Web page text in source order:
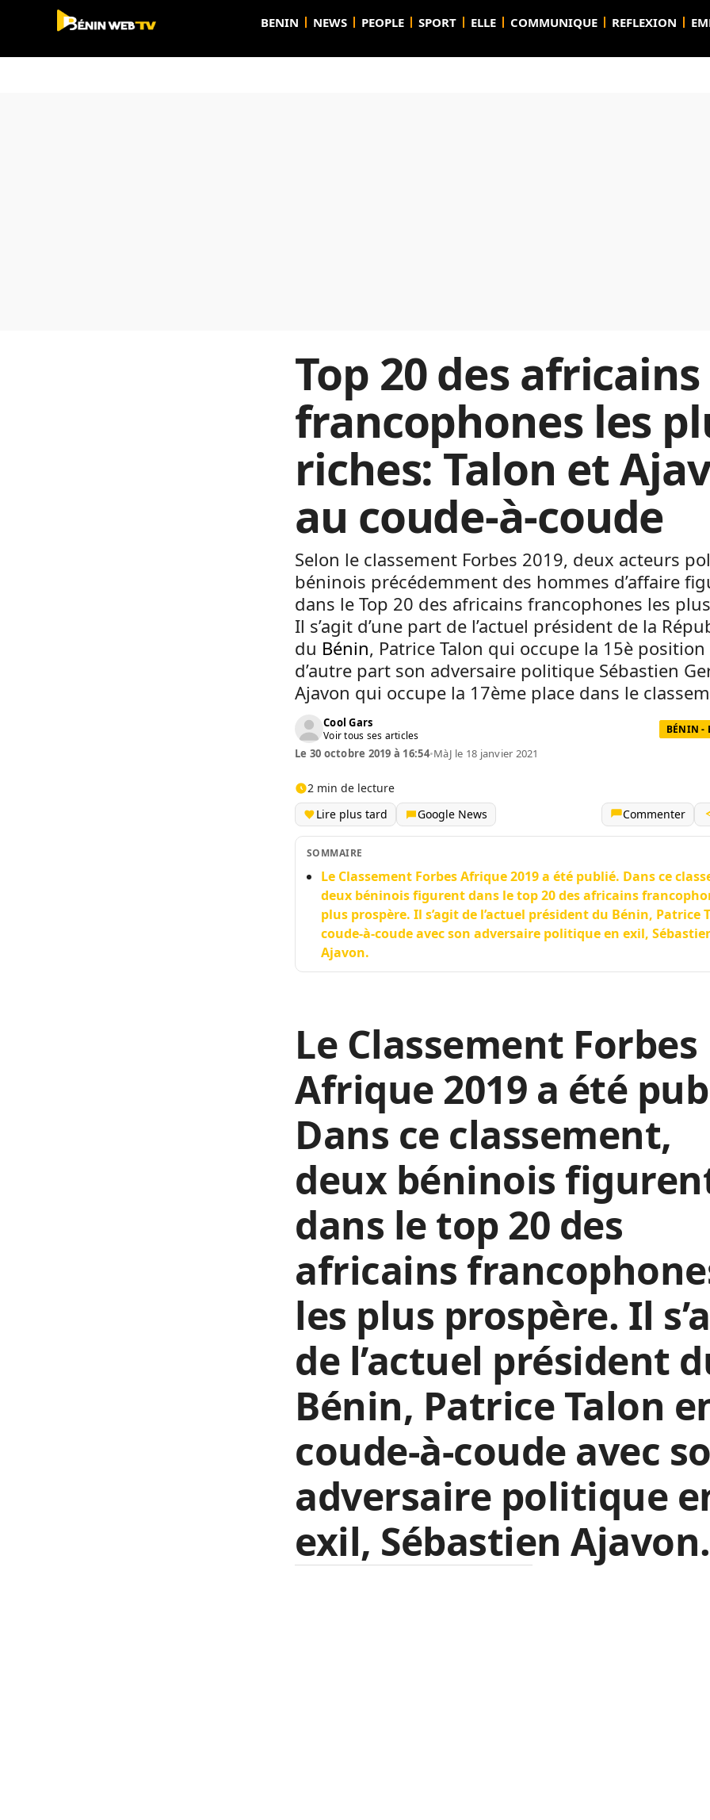
BENIN NEWS PEOPLE SPORT ELLE COMMUNIQUE REFLEXION
Top 20 des africains
francophones les
riches: Talon et
au coude-à-coude
Selon le classement Forbes 2019, deux acteurs
béninois précédemment des hommes d’affaire
dans le Top 20 des africains francophones les
Il s’agit d’une part de l’actuel président de la
du Bénin, Patrice Talon qui occupe la 15è position
d’autre part son adversaire politique Sébastien
Ajavon qui occupe la 17ème place dans le
Cool Gars
Voir tous ses articles BÉNIN -
Le 30 octobre 2019 à 16:54•MàJ le 18 janvier 2021
2 min de lecture
Lire plus tard
Google News Commenter
SOMMAIRE
Le Classement Forbes Afrique 2019 a été publié. Dans ce
deux béninois figurent dans le top 20 des africains
plus prospère. Il s’agit de l’actuel président du Bénin, Patrice
coude-à-coude avec son adversaire politique en exil,
Ajavon.
Le Classement Forbes
Afrique 2019 a été
Dans ce classement,
deux béninois
dans le top 20 des
africains
les plus prospère. Il
de l’actuel président
Bénin, Patrice Talon
coude-à-coude avec
adversaire politique
exil, Sébastien Ajavon.